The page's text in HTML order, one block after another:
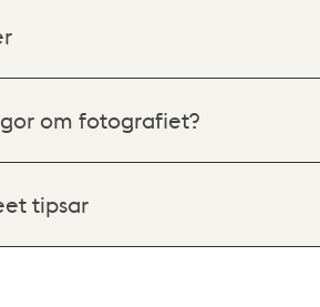
om fotografiet?
tipsar